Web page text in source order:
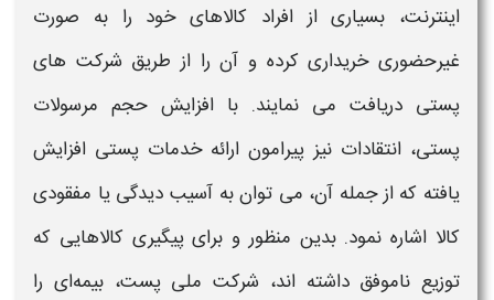
اینترنت، بسیاری از افراد کالاهایخود را به صورت
غیرحضوری خریداری کرده و آن را از طریق شرکت های
پستی دریافت می نمایند. با افزایش حجم مرسولات
پستی، انتقادات نیز پیرامون ارائه خدمات پستی افزایش
یافته که از جمله آن، می توان به آسیب دیدگی یا مفقودی
کالا اشاره نمود. بدین منظور و برایپیگیری کالاهایی که
توزیع ناموفق داشته اند، شرکت ملیپست،بیمه‌ای را